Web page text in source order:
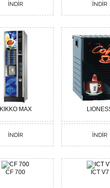
İNDİR İNDİR
KIKKO MAX
İNDİR İNDİR
CF 700 ICT V7